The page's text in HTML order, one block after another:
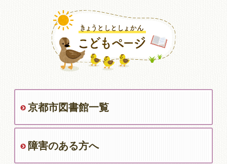
京都市図書館一覧
障害のある方へ